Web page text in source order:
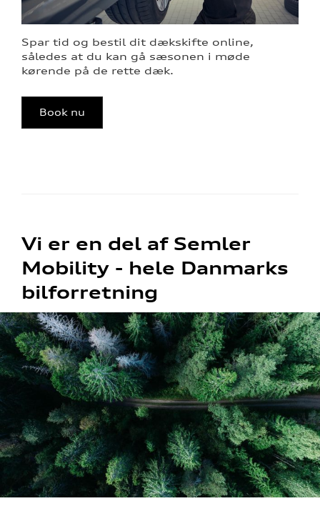
Spar tid og bestil dit dækskifte online,
således at du kan gå sæsonen i møde
kørende på de rette dæk.
Book nu
Vi er en del af Semler
Mobility - hele Danmarks
bilforretning